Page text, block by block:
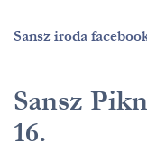
Sansz iroda
Sansz
16.